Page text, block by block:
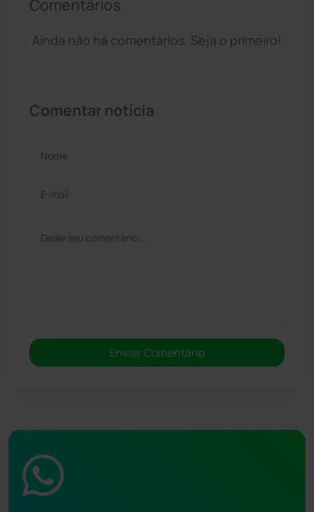
Comentários
Ainda não há comentários. Seja o primeiro!
Comentar notícia